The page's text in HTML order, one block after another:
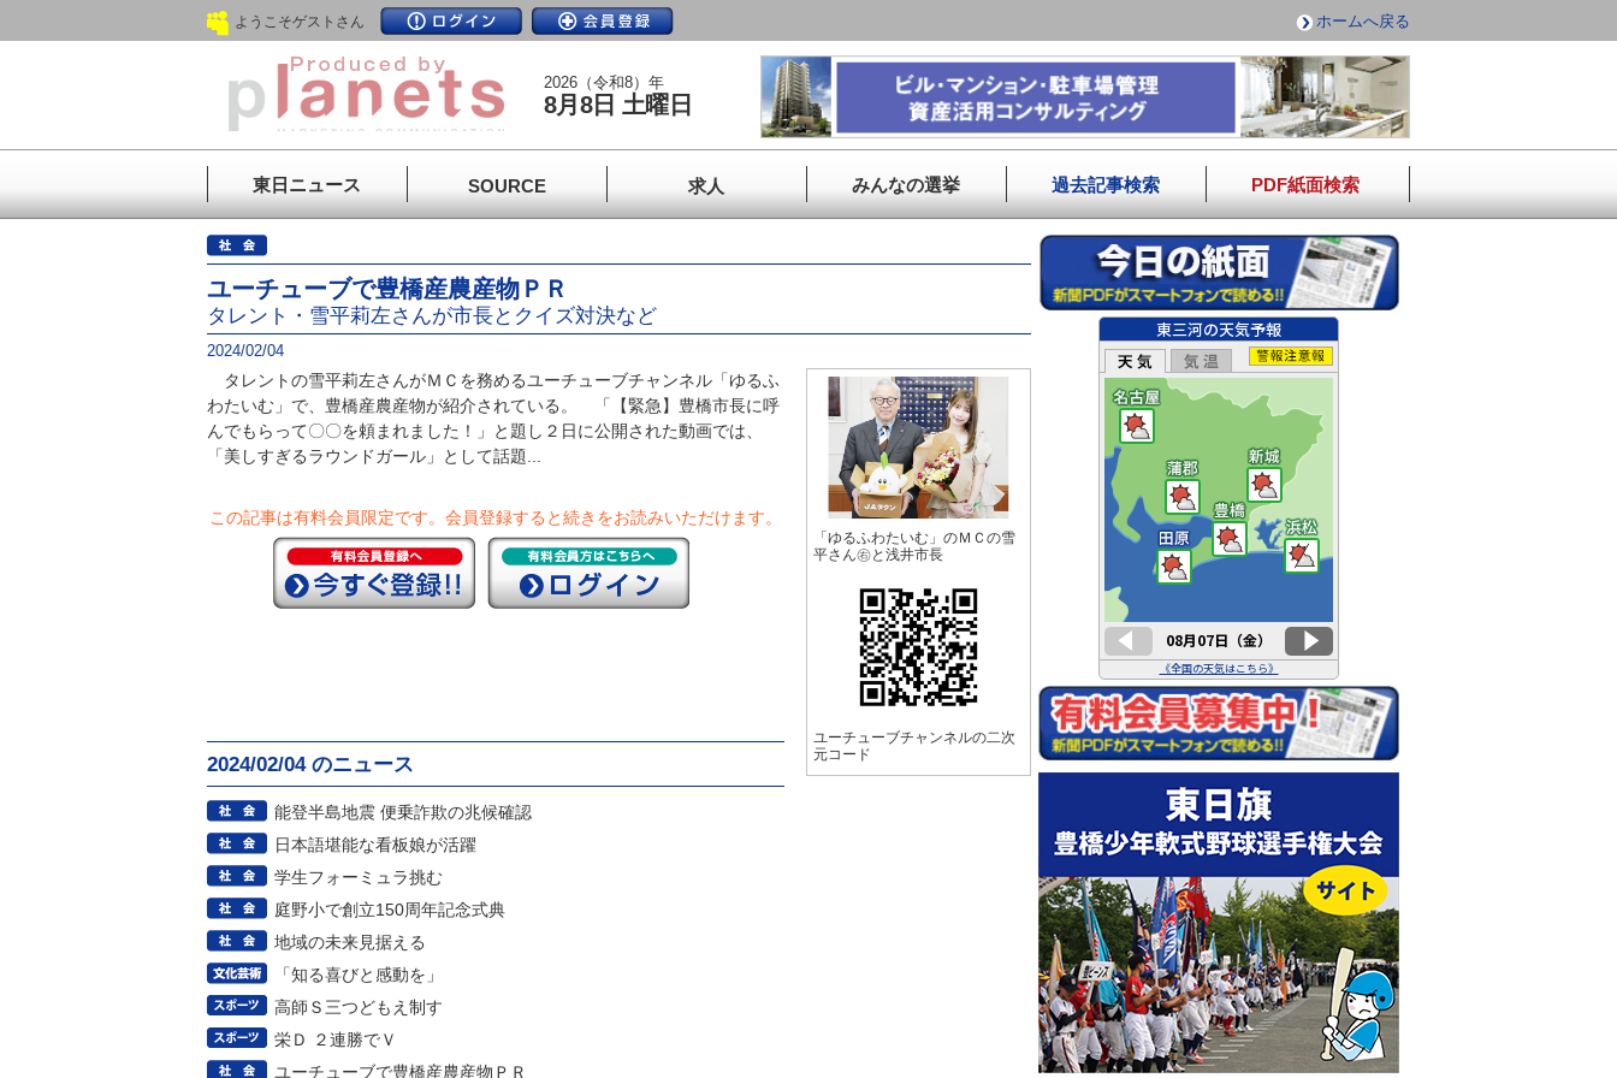
ようこそゲストさん ホームへ戻る
2026（令和8）年
8月8日 土曜日
東日ニュース SOURCE 求人 みんなの選挙 過去記事検索 PDF紙面検索
ユーチューブで豊橋産農産物ＰＲ
タレント・雪平莉左さんが市長とクイズ対決など
2024/02/04
タレントの雪平莉左さんがＭＣを務めるユーチューブチャンネル「ゆるふ
わたいむ」で、豊橋産農産物が紹介されている。 「【緊急】豊橋市長に呼
んでもらって〇〇を頼まれました！」と題し２日に公開された動画では、
「美しすぎるラウンドガール」として話題...
この記事は有料会員限定です。 会員登録すると続きをお読みいただけます。
2024/02/04 のニュース
能登半島地震 便乗詐欺の兆候確認
日本語堪能な看板娘が活躍
学生フォーミュラ挑む
庭野小で創立150周年記念式典
地域の未来見据える
「知る喜びと感動を」
高師Ｓ三つどもえ制す
栄Ｄ ２連勝でＶ
ユーチューブで豊橋産農産物ＰＲ
「ゆるふわたいむ」のＭＣの雪
平さん㊨と浅井市長
ユーチューブチャンネルの二次
元コード